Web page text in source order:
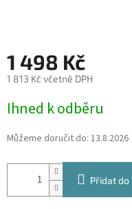
1 498 Kč
1 813 Kč včetně DPH
cena:
Ihned k odběru
Můžeme doručit do: 13.8.2026
Přidat do